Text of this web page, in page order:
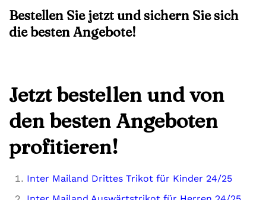
Bestellen Sie jetzt und sichern Sie sich
die besten Angebote!
Jetzt bestellen und von
den besten Angeboten
profitieren!
Inter Mailand Drittes Trikot für Kinder 24/25